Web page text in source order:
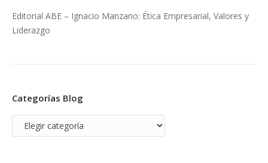
Editorial ABE – Ignacio Manzano: Ética Empresarial, Valores y
Liderazgo
Categorías Blog
Categorías
Blog